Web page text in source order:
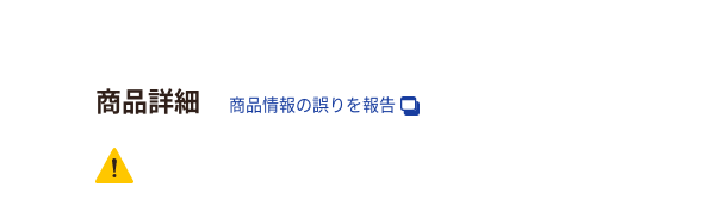
軸径
商品詳細 商品情報の誤りを報告